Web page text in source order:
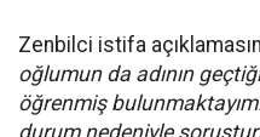
Zenbilci istifa
oğlumun da adının
öğrenmiş